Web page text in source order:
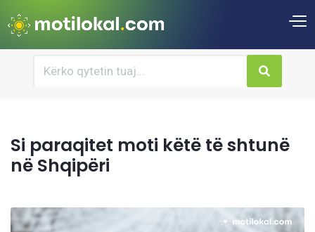
Si paraqitet moti këtë të shtunë
në Shqipëri